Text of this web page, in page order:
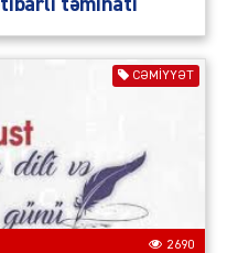
CƏMIYYƏT
2690